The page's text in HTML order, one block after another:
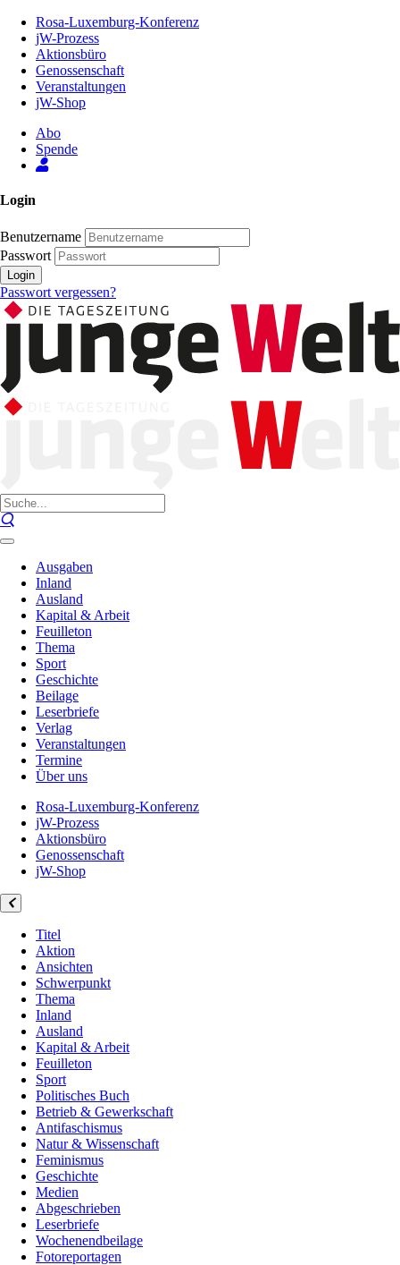
Inhalt
Seite
Rosa-Luxemburg-Konferenz
jW-Prozess
Aktionsbüro
Genossenschaft
Veranstaltungen
jW-Shop
Abo
Spende
Login
Benutzername
Passwort
Login
Passwort vergessen?
Ausgaben
Inland
Ausland
Kapital & Arbeit
Feuilleton
Thema
Sport
Geschichte
Beilage
Leserbriefe
Verlag
Veranstaltungen
Termine
Über uns
Rosa-Luxemburg-Konferenz
jW-Prozess
Aktionsbüro
Genossenschaft
jW-Shop
Titel
Aktion
Ansichten
Schwerpunkt
Thema
Inland
Ausland
Kapital & Arbeit
Feuilleton
Sport
Politisches Buch
Betrieb & Gewerkschaft
Antifaschismus
Natur & Wissenschaft
Feminismus
Geschichte
Medien
Abgeschrieben
Leserbriefe
Wochenendbeilage
Fotoreportagen